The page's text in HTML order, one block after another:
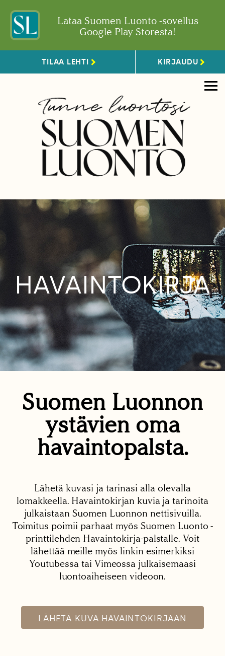
Lataa Suomen Luonto -sovellus
Google Play Storesta!
TILAA LEHTI KIRJAUDU
HAVAINTOKIRJA
Suomen Luonnon
ystävien oma
havaintopalsta.
Lähetä kuvasi ja tarinasi alla olevalla
lomakkeella. Havaintokirjan kuvia ja tarinoita
julkaistaan Suomen Luonnon nettisivuilla.
Toimitus poimii parhaat myös Suomen Luonto -
printtilehden Havaintokirja-palstalle. Voit
lähettää meille myös linkin esimerkiksi
Youtubessa tai Vimeossa julkaisemaasi
luontoaiheiseen videoon.
LÄHETÄ KUVA HAVAINTOKIRJAAN